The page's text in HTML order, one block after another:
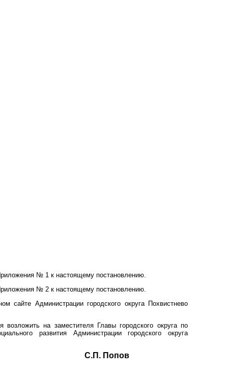
№ 1 к настоящему постановлению.
№ 2 к настоящему постановлению.
сайте Администрации городского округа Похвистнево
на заместителя Главы городского округа по
развития Администрации городского округа
округа С.П. Попов